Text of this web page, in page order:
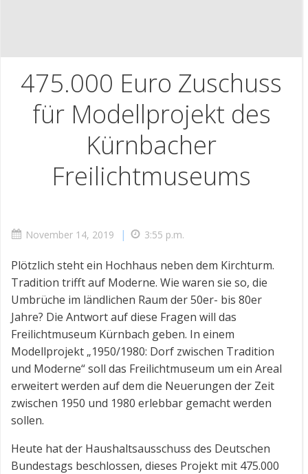
475.000 Euro Zuschuss
für Modellprojekt des
Kürnbacher
Freilichtmuseums
November 14, 2019 | 3:55 p.m.
Plötzlich steht ein Hochhaus neben dem Kirchturm.
Tradition trifft auf Moderne. Wie waren sie so, die
Umbrüche im ländlichen Raum der 50er- bis 80er
Jahre? Die Antwort auf diese Fragen will das
Freilichtmuseum Kürnbach geben. In einem
Modellprojekt „1950/1980: Dorf zwischen Tradition
und Moderne“ soll das Freilichtmuseum um ein Areal
erweitert werden auf dem die Neuerungen der Zeit
zwischen 1950 und 1980 erlebbar gemacht werden
sollen.
Heute hat der Haushaltsausschuss des Deutschen
Bundestags beschlossen, dieses Projekt mit 475.000